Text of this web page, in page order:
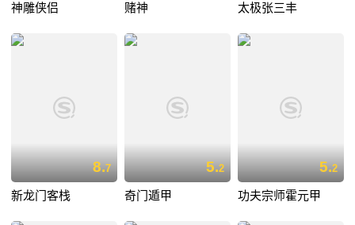
神雕侠侣 赌神 太极张三丰
8.7
新龙门客栈
5.2
奇门遁甲
5.2
功夫宗师霍元甲